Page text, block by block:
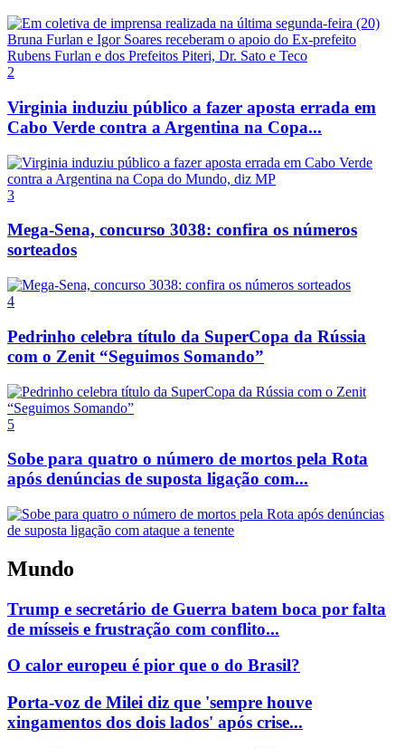
2
Virginia induziu público a fazer aposta errada em
Cabo Verde contra a Argentina na Copa...
3
Mega-Sena, concurso 3038: confira os números
sorteados
4
Pedrinho celebra título da SuperCopa da Rússia
com o Zenit “Seguimos Somando”
5
Sobe para quatro o número de mortos pela Rota
após denúncias de suposta ligação com...
Mundo
Trump e secretário de Guerra batem boca por falta
de mísseis e frustração com conflito...
O calor europeu é pior que o do Brasil?
Porta-voz de Milei diz que 'sempre houve
xingamentos dos dois lados' após crise...